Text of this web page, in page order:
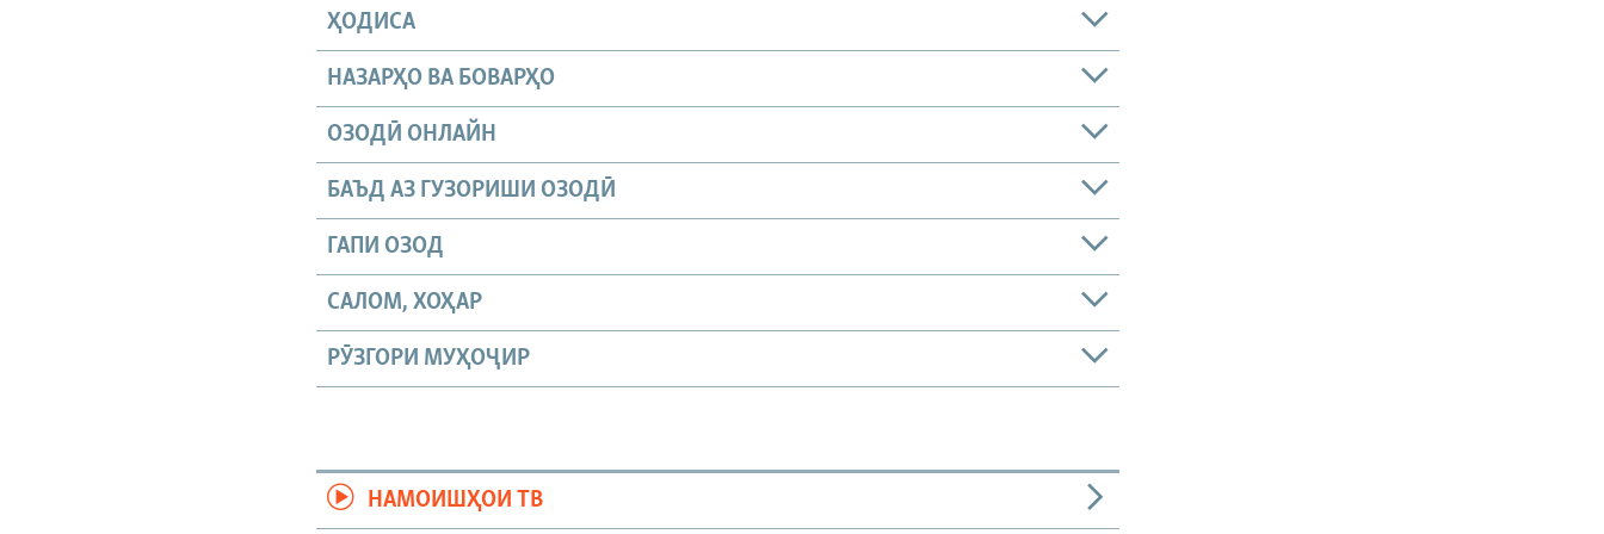
ҲОДИСА
НАЗАРҲО ВА БОВАРҲО
ОЗОДӢ ОНЛАЙН
БАЪД АЗ ГУЗОРИШИ ОЗОДӢ
ГАПИ ОЗОД
САЛОМ, ХОҲАР
РӮЗГОРИ МУҲОҶИР
НАМОИШҲОИ ТВ